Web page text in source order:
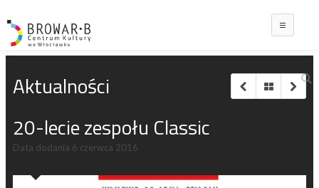
Aktualności
20-lecie zespołu Classic
Data dodania 6 czerwca 2016